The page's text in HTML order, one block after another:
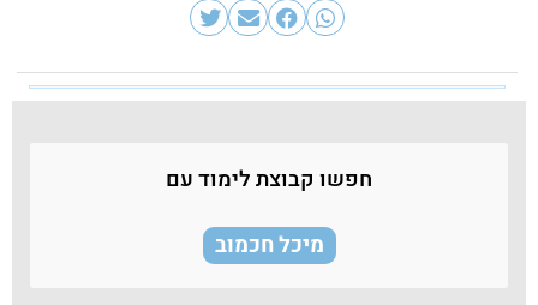
חפשו קבוצת לימוד עם
מיכל חכמוב